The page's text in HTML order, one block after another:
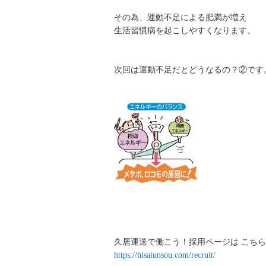
その為、運動不足による肥満が増え
生活習慣病を起こしやすくなります。
次回は運動不足だとどうなるの？②です
久居運送で働こう！採用ページは こちら
https://hisaiunsou.com/recruit/